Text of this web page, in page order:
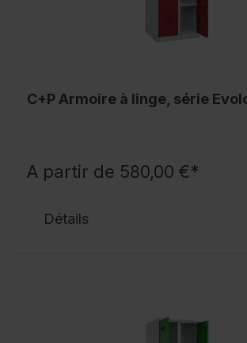
C+P Armoire à linge, série
A partir de 580,00 €*
Détails